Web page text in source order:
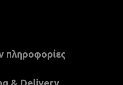
πληροφορίες